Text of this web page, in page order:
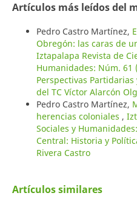
Artículos más leídos del
Pedro Castro Martínez,
Obregón: las caras de
Iztapalapa Revista de
Humanidades: Núm. 61
Perspectivas
del TC Víctor Alarcón
Pedro Castro Martínez,
herencias coloniales ,
Sociales y
Central: Historia y
Rivera Castro
Artículos similares